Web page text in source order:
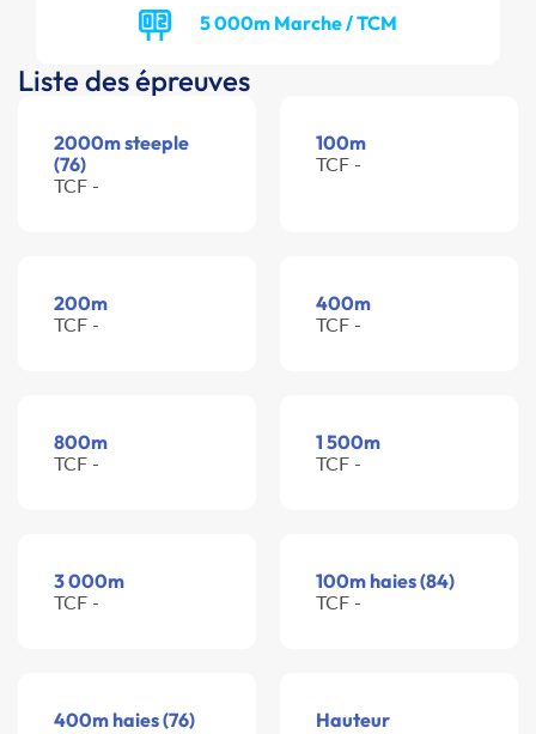
5 000m Marche / TCM
Liste des épreuves
2000m steeple
(76)
TCF -
100m
TCF -
200m
TCF -
400m
TCF -
800m
TCF -
1 500m
TCF -
3 000m
TCF -
100m haies (84)
TCF -
400m haies (76) Hauteur